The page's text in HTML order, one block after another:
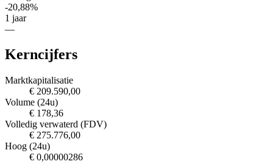
-20,88%
1 jaar
—
Kerncijfers
Marktkapitalisatie
€ 209.590,00
Volume (24u)
€ 178,36
Volledig verwaterd (FDV)
€ 275.776,00
Hoog (24u)
€ 0,00000286